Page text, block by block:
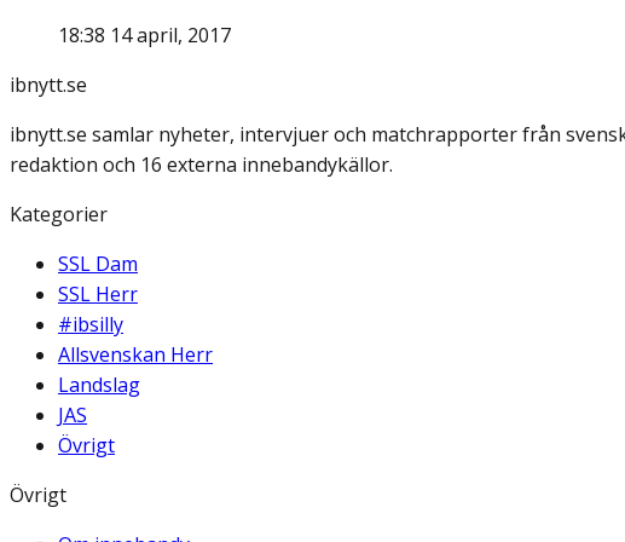
18:38 14 april, 2017
ibnytt.se
ibnytt.se samlar nyheter, intervjuer och matchrapporter från
redaktion och 16 externa innebandykällor.
Kategorier
SSL Dam
SSL Herr
#ibsilly
Allsvenskan Herr
Landslag
JAS
Övrigt
Övrigt